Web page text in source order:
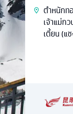
ตำหนักท
เจ้าแม่ก
เตี้ยน (แ